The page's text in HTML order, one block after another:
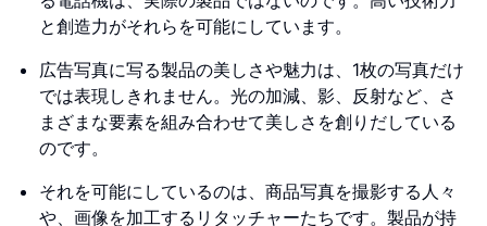
と創造力がそれらを可能にしています。
広告写真に写る製品の美しさや魅力は、1枚の写真だけ
では表現しきれません。光の加減、影、反射など、さ
まざまな要素を組み合わせて美しさを創りだしている
のです。
それを可能にしているのは、商品写真を撮影する人々
や、画像を加工するリタッチャーたちです。製品が持